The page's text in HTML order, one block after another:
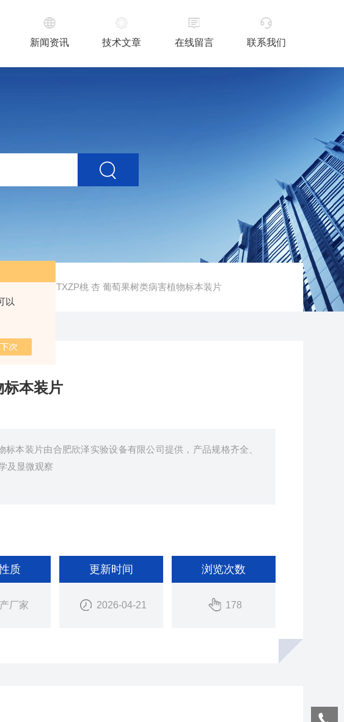
以
新闻资讯 技术文章 在线留言 联系我们
/ XZ-PTXZP桃 杏 葡萄果树类病害植物标本装片
标本装片
标本装片由合肥欣泽实验设备有限公司提供，产品规格齐全、
及显微观察
质
厂家
更新时间
2026-04-21
浏览次数
178